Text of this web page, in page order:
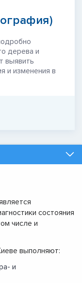
дерева и
выявить
и изменения в
состояния
числе и
выполняют:
и